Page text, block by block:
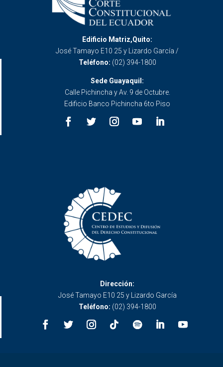
Edificio Matriz,Quito:
José Tamayo E10 25 y Lizardo García /
Teléfono: (02) 394-1800
Sede Guayaquil:
Calle Pichincha y Av. 9 de Octubre.
Edificio Banco Pichincha 6to Piso
Dirección:
José Tamayo E10 25 y Lizardo García
Teléfono: (02) 394-1800